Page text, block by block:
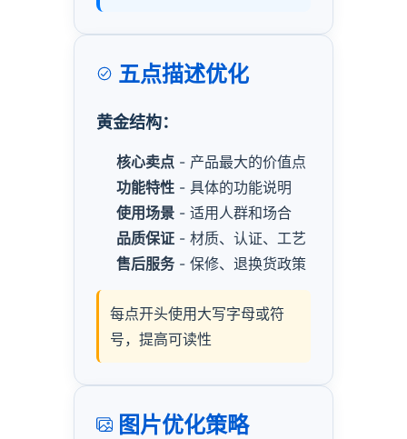
五点描述优化
黄金结构：
核心卖点- 产品最大的价值点
功能特性- 具体的功能说明
使用场景- 适用人群和场合
品质保证- 材质、认证、工艺
售后服务- 保修、退换货政策
每点开头使用大写字母或符
号，提高可读性
图片优化策略